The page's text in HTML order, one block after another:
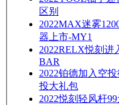
区别
2022MAX迷雾
器上市-MY1
2022RELX悦刻进
BAR
2022铂德加入空
投大礼包
2022悦刻轻风杆